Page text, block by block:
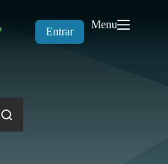
Entrar
Menu